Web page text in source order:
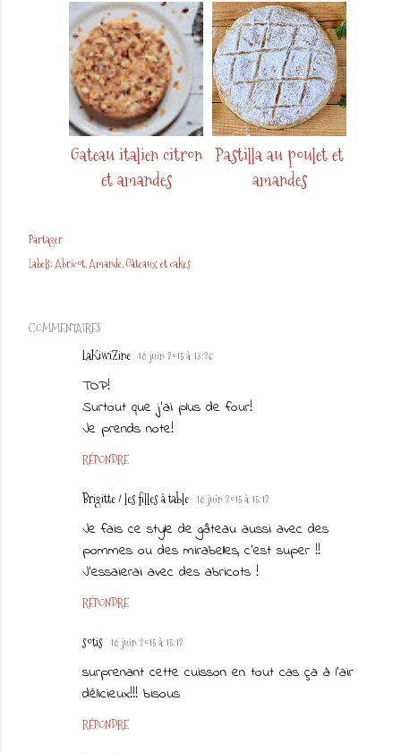
Gateau italien citron
et amandes
Pastilla au poulet et
amandes
Partager
Labels: Abricot Amande Gâteaux et cakes
COMMENTAIRES
LaKiwiZine 18 juin 2015 à 13:26
TOP!
Surtout que j'ai plus de four!
Je prends note!
RÉPONDRE
Brigitte / les filles à table 18 juin 2015 à 15:12
Je fais ce style de gâteau aussi avec des
pommes ou des mirabelles, c'est super !!
J'essaierai avec des abricots !
RÉPONDRE
sotis 18 juin 2015 à 15:12
surprenant cette cuisson en tout cas ça à l'air
délicieux!!! bisous
RÉPONDRE